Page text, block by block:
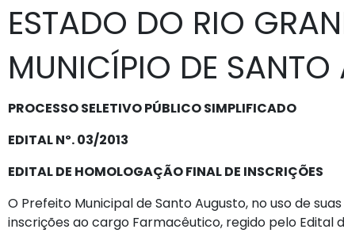
ESTADO DO RIO
MUNICÍPIO DE SANTO
PROCESSO SELETIVO PÚBLICO SIMPLIFICADO
EDITAL Nº. 03/2013
EDITAL DE HOMOLOGAÇÃO FINAL DE INSCRIÇÕES
O Prefeito Municipal de Santo Augusto, no uso de suas
inscrições ao cargo Farmacêutico, regido pelo Edital